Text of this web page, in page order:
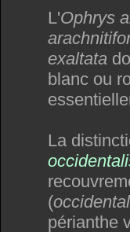
L'Ophrys
exaltata
blanc ou
La
(
périanthe